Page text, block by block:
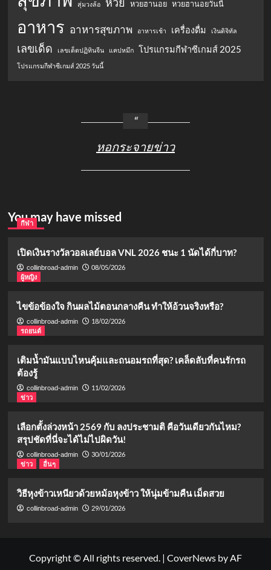
สุ่มวงล้อ หวยฮานอย หวยฮานอยวันนี้
อาหาร อาหารสุขภาพ อาหารเช้า เครื่องดื่ม เงินดิจิทัล
เลขเด็ด เลขเด็ดปฏิทินจีน แคปหมึก โปรแกรมกีฬาซีเกมส์ 2025
โปรแกรมกีฬาซีเกมส์ 2025 วันนี้
หอกระจายข่าว
You may have missed
กีฬา
เปิดเงินรางวัลวอลเลย์บอล VNL 2026 ชนะ 1 นัดได้กี่บาท?
collinbroad-admin
08/05/2026
ผู้หญิง
ไขข้อข้องใจ กินผลไม้ตอนกลางคืน ทำให้อ้วนจริงหรือ?
collinbroad-admin
18/02/2026
รถยนต์
เติมน้ำมันแบบไหนคุ้มและถนอมรถที่สุด? เคล็ดลับที่คนรักรถ
ต้องรู้
collinbroad-admin
11/02/2026
ข่าว
เลือกตั้งล่วงหน้า 2569 กับ ลงประชามติ คือวันเดียวกันไหม?
สรุปชัดที่นี่จะได้ไม่ไปผิดวัน!
collinbroad-admin
30/01/2026
ข่าว
อื่นๆ
วิธีหุงข้าวเหนียวด้วยหม้อหุงข้าว ให้นุ่มข้ามคืน เม็ดสวย
collinbroad-admin 29/01/2026
Copyright © All rights reserved. | CoverNews by AF